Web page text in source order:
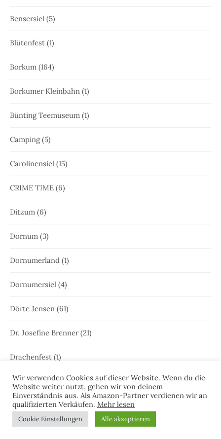
Bensersiel (5)
Blütenfest (1)
Borkum (164)
Borkumer Kleinbahn (1)
Bünting Teemuseum (1)
Camping(5)
Carolinensiel (15)
CRIME TIME (6)
Ditzum (6)
Dornum (3)
Dornumerland (1)
Dornumersiel (4)
Dörte Jensen (61)
Dr. Josefine Brenner(21)
Drachenfest (1)
Dünen(3)
Edna Schuchardt(23)
Ele Wolff(71)
Wir verwenden Cookies auf dieser Website. Wenn du die
Website weiter nutzt, gehen wir von deinem
Einverständnis aus. Als Amazon-Partner verdienen wir an
qualifizierten Verkäufen. Mehr lesen
Cookie Einstellungen Alle akzeptieren